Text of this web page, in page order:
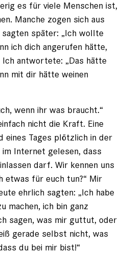
es für viele Menschen ist,
Manche zogen sich aus
später: „Ich wollte
ich dich angerufen hätte,
antwortete: „Das hätte
mit dir hätte weinen
wenn ihr was braucht.“
nicht die Kraft. Eine
eines Tages plötzlich in der
Internet gelesen, dass
darf. Wir kennen uns
etwas für euch tun?“ Mir
ehrlich sagten: „Ich habe
machen, ich bin ganz
sagen, was mir guttut, oder
gerade selbst nicht, was
du bei mir bist!“